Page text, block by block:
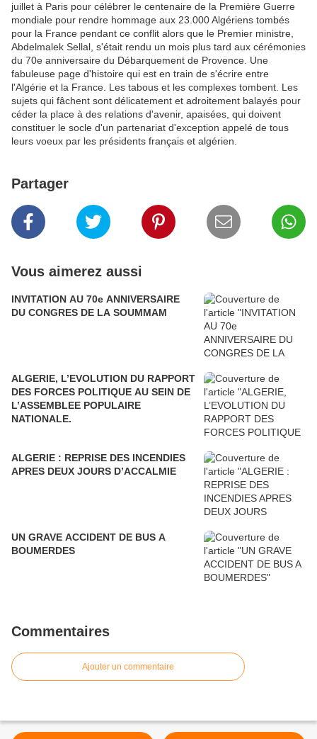
juillet à Paris pour célébrer le centenaire de la Première Guerre
mondiale pour rendre hommage aux 23.000 Algériens tombés
pour la France pendant ce conflit alors que le Premier ministre,
Abdelmalek Sellal, s'était rendu un mois plus tard aux cérémonies
du 70e anniversaire du Débarquement de Provence. Une
fabuleuse page d'histoire qui est en train de s'écrire entre
l'Algérie et la France. Les tabous et les complexes tombent. Les
sujets qui fâchent sont délicatement et adroitement balayés pour
céder la place à des relations d'avenir, apaisées, qui doivent
constituer le socle d'un partenariat d'exception appelé de tous
leurs voeux par les présidents français et algérien.
Partager
Vous aimerez aussi
INVITATION AU 70e ANNIVERSAIRE
DU CONGRES DE LA SOUMMAM
ALGERIE, L’EVOLUTION DU RAPPORT
DES FORCES POLITIQUE AU SEIN DE
L’ASSEMBLEE POPULAIRE
NATIONALE.
ALGERIE : REPRISE DES INCENDIES
APRES DEUX JOURS D’ACCALMIE
UN GRAVE ACCIDENT DE BUS A
BOUMERDES
Commentaires
Ajouter un commentaire